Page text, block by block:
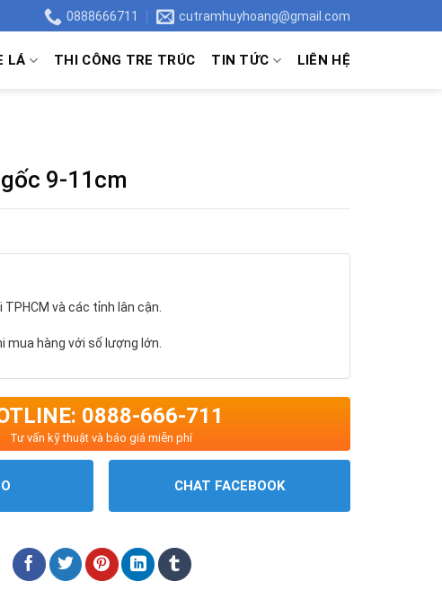
0888666711 cutramhuyhoang@gmail.com
LÁ THI CÔNG TRE TRÚC TIN TỨC LIÊN HỆ
9-11cm
TPHCM và các tỉnh lân cận.
mua hàng với số lượng lớn.
0888-666-711
Tư vấn kỹ thuật và báo giá miễn phí
CHAT FACEBOOK